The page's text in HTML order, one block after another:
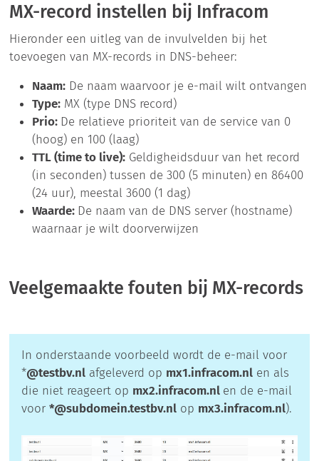
MX-record instellen bij Infracom
Hieronder een uitleg van de invulvelden bij het
toevoegen van MX-records in DNS-beheer:
Naam:De naam waarvoor je e-mail wilt ontvangen
Type:MX (type DNS record)
Prio: De relatieve prioriteit van de service van 0
(hoog) en 100 (laag)
TTL (time to live):Geldigheidsduur van het record
(in seconden) tussen de 300 (5 minuten) en 86400
(24 uur), meestal 3600 (1 dag)
Waarde: De naam van de DNS server (hostname)
waarnaar je wilt doorverwijzen
Veelgemaakte fouten bij MX-records
In onderstaande voorbeeld wordt de e-mail voor
*@testbv.nlafgeleverd op mx1.infracom.nlen als
die niet reageert op mx2.infracom.nl en de e-mail
voor *@subdomein.testbv.nlop mx3.infracom.nl).